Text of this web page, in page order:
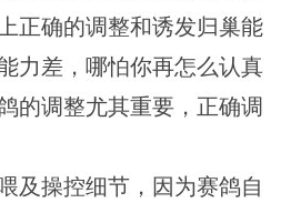
正确的调整和诱发归巢能
力差，哪怕你再怎么认真
的调整尤其重要，正确调
及操控细节，因为赛鸽自